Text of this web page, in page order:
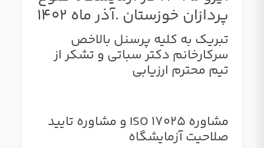
پردازان خوزستان .آذر ماه 1402
تبریک به کلیه پرسنل بالاخص
سرکارخانم دکتر سباتی و تشکر از
تیم محترم ارزیابی
مشاوره ISO 17025 و مشاوره تایید
صلاحیت آزمایشگاه